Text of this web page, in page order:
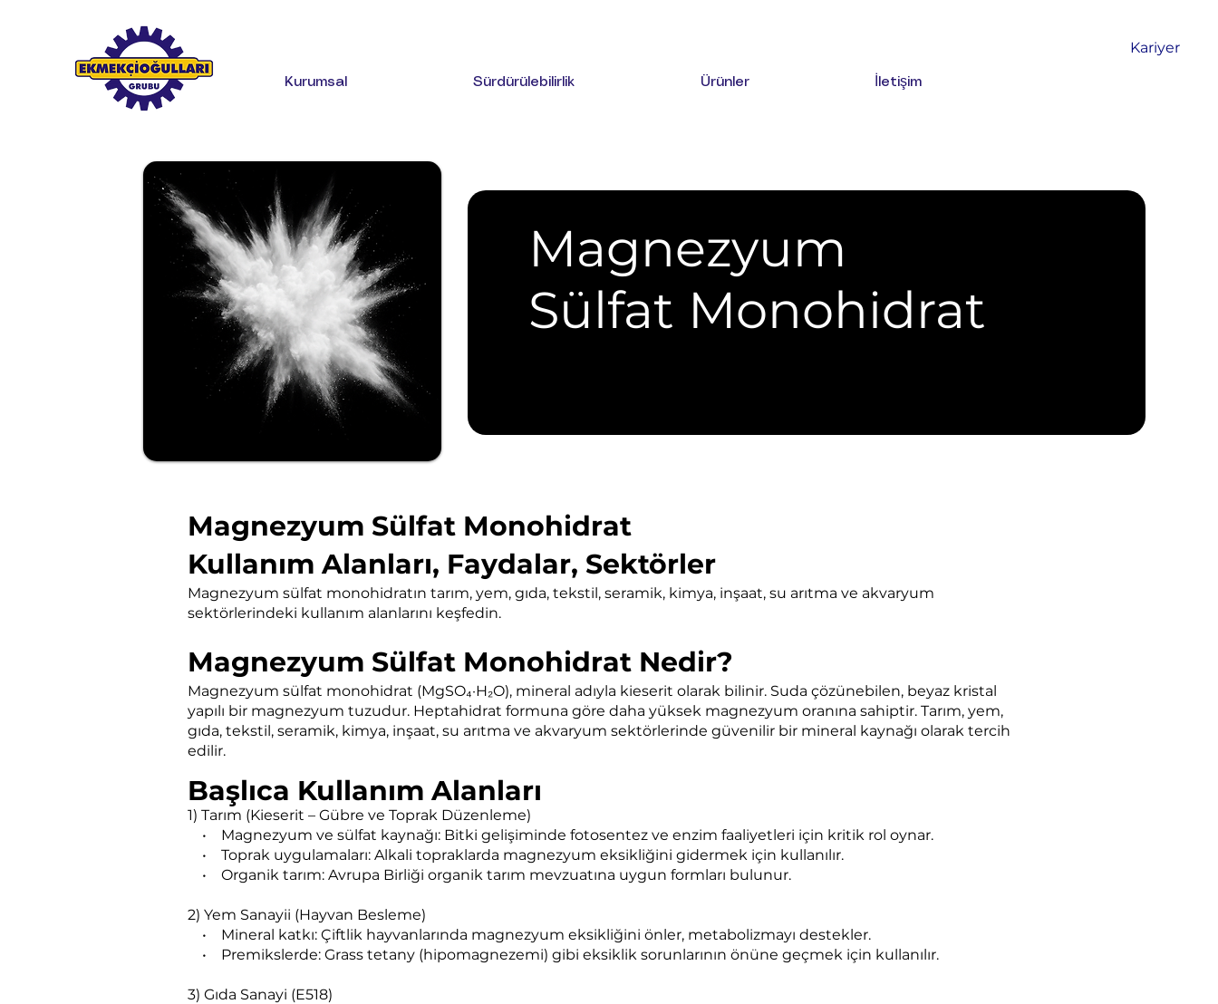
Kariyer
Kurumsal Sürdürülebilirlik Ürünler İletişim
Magnezyum
Sülfat Monohidrat
Magnezyum Sülfat Monohidrat
Kullanım Alanları, Faydalar, Sektörler
Magnezyum sülfat monohidratın tarım, yem, gıda, tekstil, seramik, kimya, inşaat, su arıtma ve akvaryum
sektörlerindeki kullanım alanlarını keşfedin.
Magnezyum Sülfat Monohidrat Nedir?
Magnezyum sülfat monohidrat (MgSO₄·H₂O), mineral adıyla kieserit olarak bilinir. Suda çözünebilen, beyaz kristal
yapılı bir magnezyum tuzudur. Heptahidrat formuna göre daha yüksek magnezyum oranına sahiptir. Tarım, yem,
gıda, tekstil, seramik, kimya, inşaat, su arıtma ve akvaryum sektörlerinde güvenilir bir mineral kaynağı olarak tercih
edilir.
Başlıca Kullanım Alanları
1) Tarım (Kieserit – Gübre ve Toprak Düzenleme)
• Magnezyum ve sülfat kaynağı: Bitki gelişiminde fotosentez ve enzim faaliyetleri için kritik rol oynar.
• Toprak uygulamaları: Alkali topraklarda magnezyum eksikliğini gidermek için kullanılır.
• Organik tarım: Avrupa Birliği organik tarım mevzuatına uygun formları bulunur.
2) Yem Sanayii (Hayvan Besleme)
• Mineral katkı: Çiftlik hayvanlarında magnezyum eksikliğini önler, metabolizmayı destekler.
• Premikslerde: Grass tetany (hipomagnezemi) gibi eksiklik sorunlarının önüne geçmek için kullanılır.
3) Gıda Sanayi (E518)